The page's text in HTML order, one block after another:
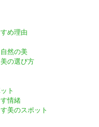
め理由
然の美
の選び方
ト
情緒
美のスポット